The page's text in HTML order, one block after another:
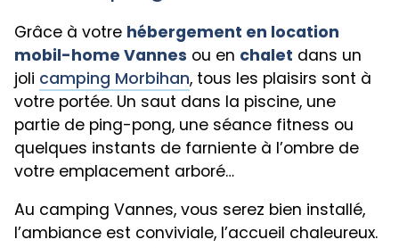
Grâce à votre hébergement en location
mobil-home Vannes ou en chalet dans un
joli camping Morbihan, tous les plaisirs sont à
votre portée. Un saut dans la piscine, une
partie de ping-pong, une séance fitness ou
quelques instants de farniente à l’ombre de
votre emplacement arboré…
Au camping Vannes, vous serez bien installé,
l’ambiance est conviviale, l’accueil chaleureux.